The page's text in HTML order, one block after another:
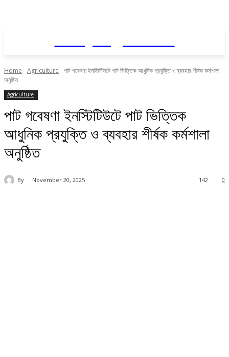
Home Agriculture
পাট গবেষণা ইনস্টিটিউটে পাট ভিত্তিক আধুনিক প্রযুক্তি ও ব্যবহার শীর্ষক কর্মশালা
অনুষ্ঠিত
Agriculture
পাট গবেষণা ইনস্টিটিউটে পাট ভিত্তিক
আধুনিক প্রযুক্তি ও ব্যবহার শীর্ষক কর্মশালা
অনুষ্ঠিত
By November 20, 2025 0
142